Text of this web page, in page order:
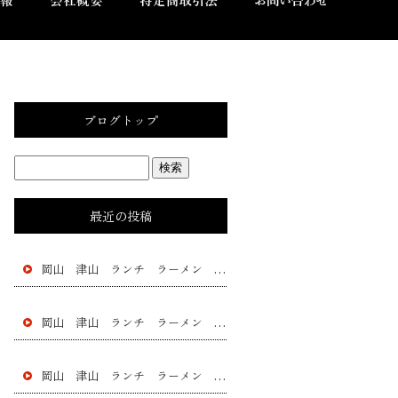
ブログトップ
最近の投稿
岡山 津山 ランチ ラーメン 黄ニラ チャー シュー 餃子 フラチャイズ 加盟 レストラン
岡山 津山 ランチ ラーメン 黄ニラ チャー シュー 餃子 フラチャイズ 加盟 レストラン
岡山 津山 ランチ ラーメン 黄ニラ チャー シュー 餃子 フラチャイズ 加盟 レストラン